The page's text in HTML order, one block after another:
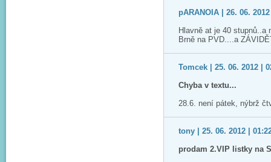
pARANOIA | 26. 06.
Hlavně at je 40
Brně na PVD....a
Tomcek | 25. 06. 2012 |
Chyba v textu...
28.6. není pátek, nýbrž
tony | 25. 06. 2012 |
prodam 2.VIP listky na